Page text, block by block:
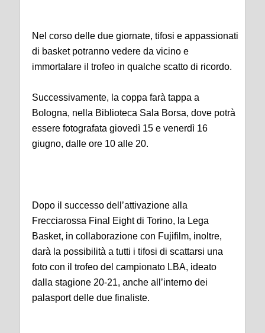
Nel corso delle due giornate, tifosi e appassionati
di basket potranno vedere da vicino e
immortalare il trofeo in qualche scatto di ricordo.
Successivamente, la coppa farà tappa a
Bologna, nella Biblioteca Sala Borsa, dove potrà
essere fotografata giovedì 15 e venerdì 16
giugno, dalle ore 10 alle 20.
Dopo il successo dell’attivazione alla
Frecciarossa Final Eight di Torino, la Lega
Basket, in collaborazione con Fujifilm, inoltre,
darà la possibilità a tutti i tifosi di scattarsi una
foto con il trofeo del campionato LBA, ideato
dalla stagione 20-21, anche all’interno dei
palasport delle due finaliste.